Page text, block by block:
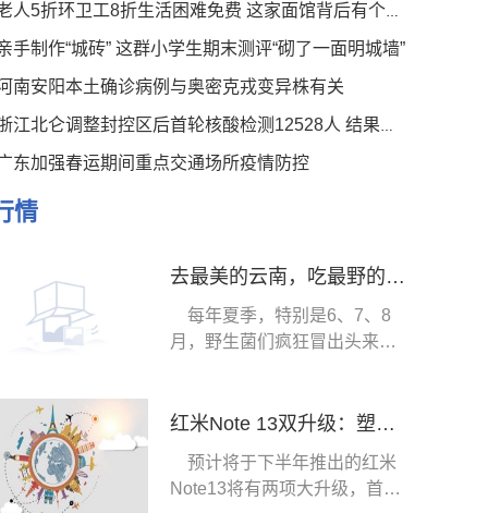
人5折环卫工8折生活困难免费 这家面馆背后有个暖心事
手制作“城砖” 这群小学生期末测评“砌了一面明城墙”
南安阳本土确诊病例与奥密克戎变异株有关
江北仑调整封控区后首轮核酸检测12528人 结果均为阴性
东加强春运期间重点交通场所疫情防控
情
去最美的云南，吃最野的菌子！
每年夏季，特别是6、7、8
月，野生菌们疯狂冒出头来，
红米Note 13双升级：塑料支架砍掉了！
预计将于下半年推出的红米
Note13将有两项大升级，首先